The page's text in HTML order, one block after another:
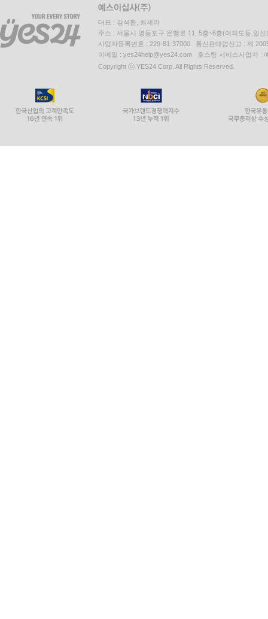
대표 : 김석환, 최세라
주소 : 서울시 영등포구 은행로 11, 5층~6층(여의도동,일신
사업자등록번호 : 229-81-37000 통신판매업신고 : 제
이메일 : yes24help@yes24.com 호스팅 서비스사업자 :
Copyright ⓒ YES24 Corp. All Rights Reserved.